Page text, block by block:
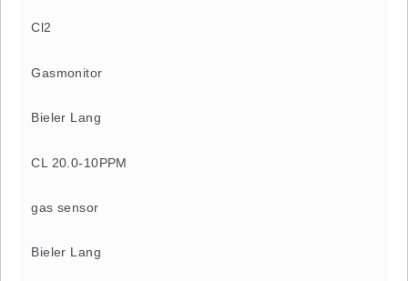
Cl2
Gasmonitor
Bieler Lang
CL 20.0-10PPM
gas sensor
Bieler Lang